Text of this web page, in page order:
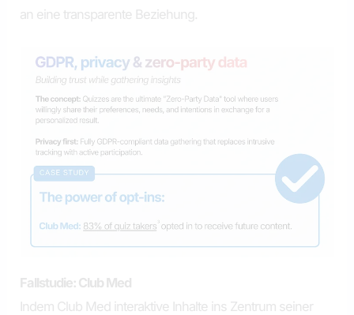
an eine transparente Beziehung.
Fallstudie: Club Med
Indem Club Med interaktive Inhalte ins Zentrum seiner